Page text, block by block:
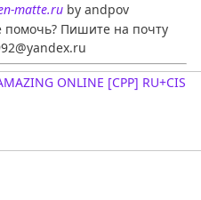
matte.ruby andpov
помочь? Пишите на почту